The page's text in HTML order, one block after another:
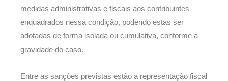
medidas administrativas e fiscais aos contribuintes
enquadrados nessa condição, podendo estas ser
adotadas de forma isolada ou cumulativa, conforme a
gravidade do caso.
Entre as sanções previstas estão a representação fiscal